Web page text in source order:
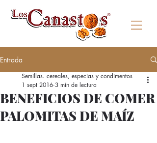
Entrada
BENEFICIOS DE COMER
PALOMITAS DE MAÍZ
Semillas. cereales, especias y condimentos
1 sept 2016 3 min de lectura